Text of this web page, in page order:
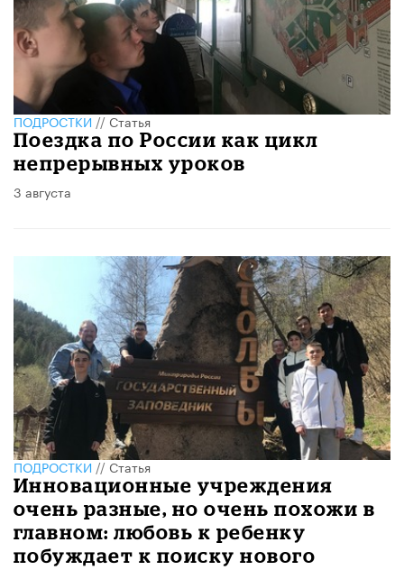
ПОДРОСТКИ//Статья
Поездка по России как цикл
непрерывных уроков
3 августа
ПОДРОСТКИ//Статья
Инновационные учреждения
очень разные, но очень похожи в
главном: любовь к ребенку
побуждает к поиску нового